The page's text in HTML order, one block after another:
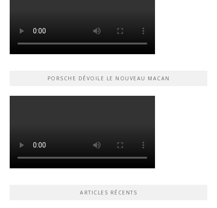
PORSCHE DÉVOILE LE NOUVEAU MACAN
ARTICLES RÉCENTS